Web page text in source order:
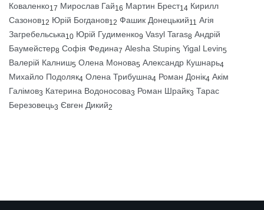
Коваленко17 Мирослав Гай16 Мартин Брест14 Кирилл
Сазонов12 Юрій Богданов12 Фашик Донецький11 Агія
Загребельська10 Юрій Гудименко9 Vasyl Taras8 Андрій
Баумейстер8 Софія Федина7 Alesha Stupin5 Yigal Levin5
Валерій Калниш5 Олена Монова5 Александр Кушнарь4
Михайло Подоляк4 Олена Трибушна4 Роман Донік4 Акім
Галімов3 Катерина Водоносова3 Роман Шрайк3 Тарас
Березовець3 Євген Дикий2